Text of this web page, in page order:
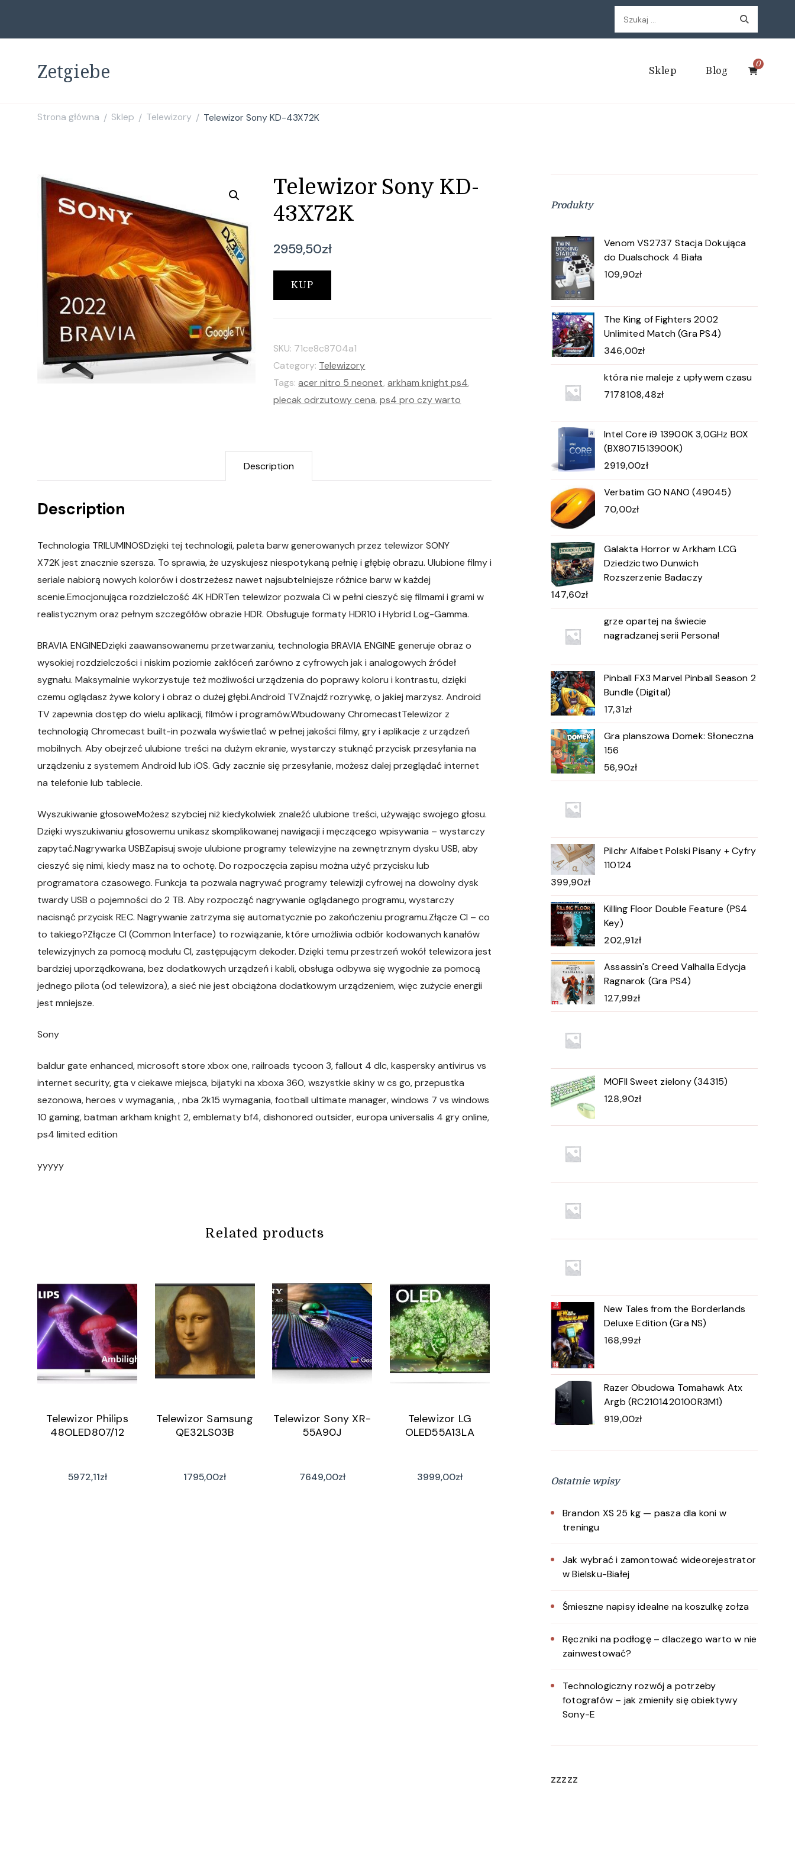
Szukaj:
Zetgiebe Sklep Blog
0
Strona główna / Sklep / Telewizory / Telewizor Sony KD-43X72K
Telewizor Sony KD-
43X72K
2959,50zł
KUP
SKU: 71ce8c8704a1
Category: Telewizory
Tags:acer nitro 5 neonet,arkham knight ps4,
plecak odrzutowy cena,ps4 pro czy warto
Description
Description
Technologia TRILUMINOSDzięki tej technologii, paleta barw generowanych przez telewizor SONY
X72K jest znacznie szersza. To sprawia, że uzyskujesz niespotykaną pełnię i głębię obrazu. Ulubione filmy i
seriale nabiorą nowych kolorów i dostrzeżesz nawet najsubtelniejsze różnice barw w każdej
scenie.Emocjonująca rozdzielczość 4K HDRTen telewizor pozwala Ci w pełni cieszyć się filmami i grami w
realistycznym oraz pełnym szczegółów obrazie HDR. Obsługuje formaty HDR10 i Hybrid Log-Gamma.
BRAVIA ENGINEDzięki zaawansowanemu przetwarzaniu, technologia BRAVIA ENGINE generuje obraz o
wysokiej rozdzielczości i niskim poziomie zakłóceń zarówno z cyfrowych jak i analogowych źródeł
sygnału. Maksymalnie wykorzystuje też możliwości urządzenia do poprawy koloru i kontrastu, dzięki
czemu oglądasz żywe kolory i obraz o dużej głębi.Android TVZnajdź rozrywkę, o jakiej marzysz. Android
TV zapewnia dostęp do wielu aplikacji, filmów i programów.Wbudowany ChromecastTelewizor z
technologią Chromecast built-in pozwala wyświetlać w pełnej jakości filmy, gry i aplikacje z urządzeń
mobilnych. Aby obejrzeć ulubione treści na dużym ekranie, wystarczy stuknąć przycisk przesyłania na
urządzeniu z systemem Android lub iOS. Gdy zacznie się przesyłanie, możesz dalej przeglądać internet
na telefonie lub tablecie.
Wyszukiwanie głosoweMożesz szybciej niż kiedykolwiek znaleźć ulubione treści, używając swojego głosu.
Dzięki wyszukiwaniu głosowemu unikasz skomplikowanej nawigacji i męczącego wpisywania – wystarczy
zapytać.Nagrywarka USBZapisuj swoje ulubione programy telewizyjne na zewnętrznym dysku USB, aby
cieszyć się nimi, kiedy masz na to ochotę. Do rozpoczęcia zapisu można użyć przycisku lub
programatora czasowego. Funkcja ta pozwala nagrywać programy telewizji cyfrowej na dowolny dysk
twardy USB o pojemności do 2 TB. Aby rozpocząć nagrywanie oglądanego programu, wystarczy
nacisnąć przycisk REC. Nagrywanie zatrzyma się automatycznie po zakończeniu programu.Złącze CI – co
to takiego?Złącze CI (Common Interface) to rozwiązanie, które umożliwia odbiór kodowanych kanałów
telewizyjnych za pomocą modułu CI, zastępującym dekoder. Dzięki temu przestrzeń wokół telewizora jest
bardziej uporządkowana, bez dodatkowych urządzeń i kabli, obsługa odbywa się wygodnie za pomocą
jednego pilota (od telewizora), a sieć nie jest obciążona dodatkowym urządzeniem, więc zużycie energii
jest mniejsze.
Sony
baldur gate enhanced, microsoft store xbox one, railroads tycoon 3, fallout 4 dlc, kaspersky antivirus vs
internet security, gta v ciekawe miejsca, bijatyki na xboxa 360, wszystkie skiny w cs go, przepustka
sezonowa, heroes v wymagania, , nba 2k15 wymagania, football ultimate manager, windows 7 vs windows
10 gaming, batman arkham knight 2, emblematy bf4, dishonored outsider, europa universalis 4 gry online,
ps4 limited edition
yyyyy
Related products
Telewizor Philips
48OLED807/12
5972,11zł
Telewizor Samsung
QE32LS03B
1795,00zł
Telewizor Sony XR-
55A90J
7649,00zł
Telewizor LG
OLED55A13LA
3999,00zł
Produkty
Venom VS2737 Stacja Dokująca
do Dualschock 4 Biała
109,90zł
The King of Fighters 2002
Unlimited Match (Gra PS4)
346,00zł
która nie maleje z upływem czasu
7178108,48zł
Intel Core i9 13900K 3,0GHz BOX
(BX8071513900K)
2919,00zł
Verbatim GO NANO (49045)
70,00zł
Galakta Horror w Arkham LCG
Dziedzictwo Dunwich
Rozszerzenie Badaczy
147,60zł
grze opartej na świecie
nagradzanej serii Persona!
Pinball FX3 Marvel Pinball Season 2
Bundle (Digital)
17,31zł
Gra planszowa Domek: Słoneczna
156
56,90zł
Pilchr Alfabet Polski Pisany + Cyfry
110124
399,90zł
Killing Floor Double Feature (PS4
Key)
202,91zł
Assassin's Creed Valhalla Edycja
Ragnarok (Gra PS4)
127,99zł
MOFII Sweet zielony (34315)
128,90zł
New Tales from the Borderlands
Deluxe Edition (Gra NS)
168,99zł
Razer Obudowa Tomahawk Atx
Argb (RC2101420100R3M1)
919,00zł
Ostatnie wpisy
Brandon XS 25 kg — pasza dla koni w
treningu
Jak wybrać i zamontować wideorejestrator
w Bielsku-Białej
Śmieszne napisy idealne na koszulkę zołza
Ręczniki na podłogę – dlaczego warto w nie
zainwestować?
Technologiczny rozwój a potrzeby
fotografów – jak zmieniły się obiektywy
Sony-E
zzzzz